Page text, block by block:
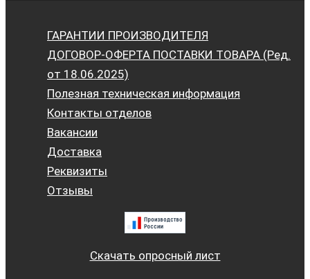
ГАРАНТИИ ПРОИЗВОДИТЕЛЯ
ДОГОВОР-ОФЕРТА ПОСТАВКИ ТОВАРА (Ред.
от 18.06.2025)
Полезная техническая информация
Контакты отделов
Вакансии
Доставка
Реквизиты
Отзывы
Скачать опросный лист